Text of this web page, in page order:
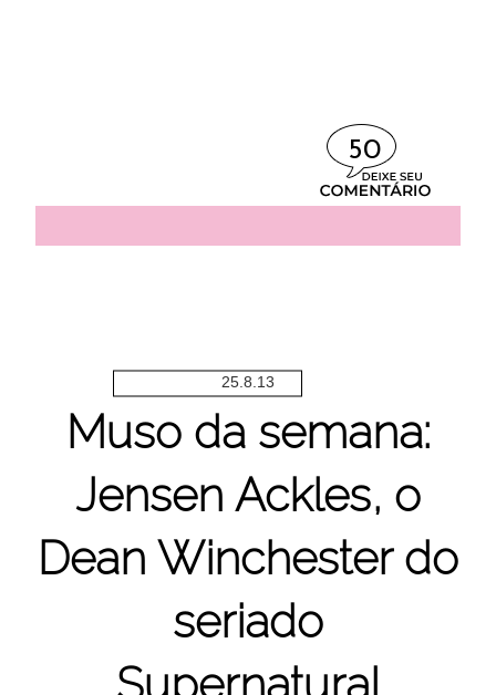
50
25.8.13
Muso da semana:
Jensen Ackles, o
Dean Winchester do
seriado